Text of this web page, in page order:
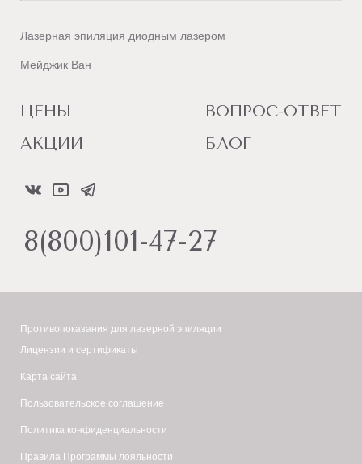
Лазерная эпиляция диодным лазером
Мейджик Ван
ЦЕНЫ
АКЦИИ
ВОПРОС-ОТВЕТ
БЛОГ
8(800)101-47-27
Противопоказания для лазерной эпиляции
Лицензии и сертификаты
Карта сайта
Пользовательское соглашение
Политика конфиденциальности
Правила Программы лояльности